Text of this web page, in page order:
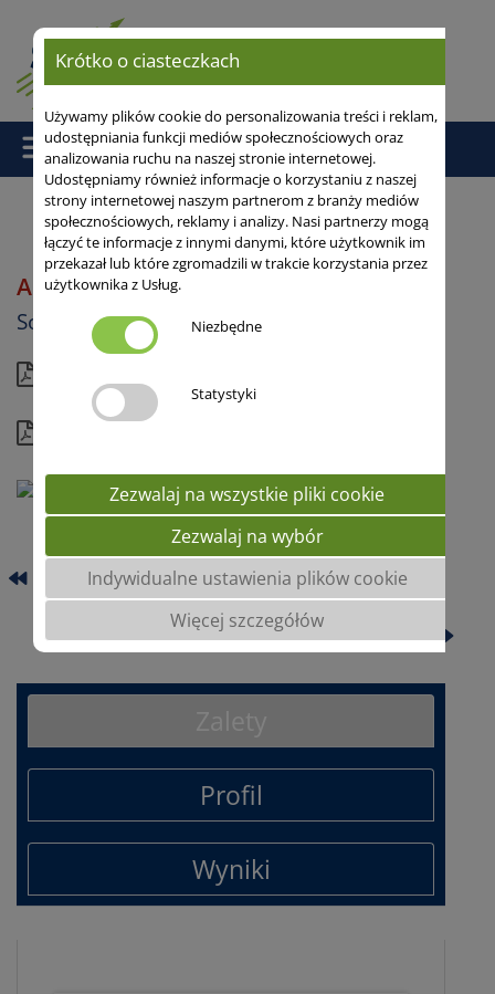
Strona główna/Soja/ ARNOLD (CH22642)
ARNOLD
Soja
Aktualna karta
ACHILLEA
KAROK
Profil
Wyniki
Krótko o ciasteczkach
Używamy plików cookie do personalizowania treści i reklam,
udostępniania funkcji mediów społecznościowych oraz
analizowania ruchu na naszej stronie internetowej.
Udostępniamy również informacje o korzystaniu z naszej
strony internetowej naszym partnerom z branży mediów
społecznościowych, reklamy i analizy. Nasi partnerzy mogą
łączyć te informacje z innymi danymi, które użytkownik im
przekazał lub które zgromadzili w trakcie korzystania przez
użytkownika z Usług.
Niezbędne
Statystyki
Zezwalaj na wszystkie pliki cookie
Zezwalaj na wybór
Indywidualne ustawienia plików cookie
Więcej szczegółów